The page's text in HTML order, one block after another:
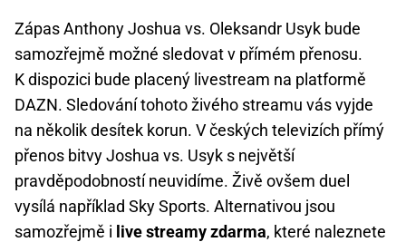
Zápas Anthony Joshua vs. Oleksandr Usyk bude
samozřejmě možné sledovat v přímém přenosu.
K dispozici bude placený livestream na platformě
DAZN. Sledování tohoto živého streamu vás vyjde
na několik desítek korun. V českých televizích přímý
přenos bitvy Joshua vs. Usyk s největší
pravděpodobností neuvidíme. Živě ovšem duel
vysílá například Sky Sports. Alternativou jsou
samozřejmě i live streamy zdarma, které naleznete